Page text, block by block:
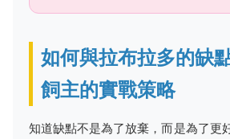
如何與拉布拉多的缺
飼主的實戰策略
知道缺點不是為了放棄，而是為了更